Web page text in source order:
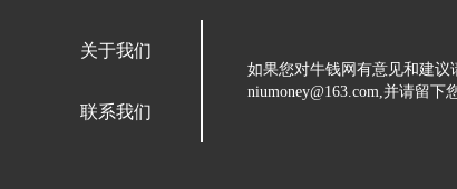
关于我们
联系我们
如果您对牛钱网有意见和建议
niumoney@163.com,并请留